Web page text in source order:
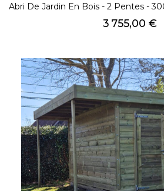
Abri De Jardin En Bois - 2 Pentes -
Prix
3 755,00 €